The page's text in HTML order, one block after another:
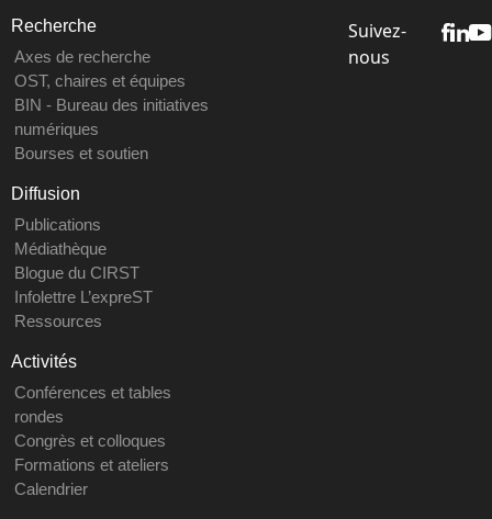
Recherche
Axes de recherche
OST, chaires et équipes
BIN - Bureau des initiatives
numériques
Bourses et soutien
Diffusion
Publications
Médiathèque
Blogue du CIRST
Infolettre L’expreST
Ressources
Activités
Conférences et tables
rondes
Congrès et colloques
Formations et ateliers
Calendrier
Suivez-
nous